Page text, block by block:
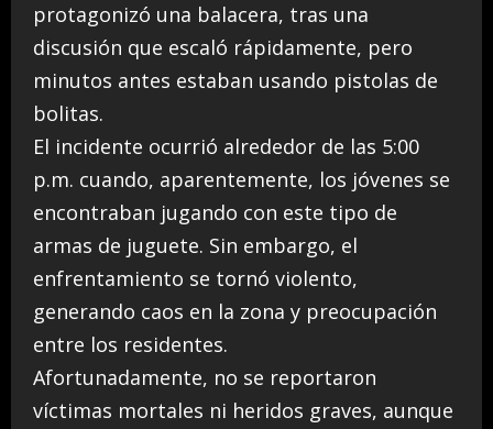
protagonizó una balacera, tras una
discusión que escaló rápidamente, pero
minutos antes estaban usando pistolas de
bolitas.
El incidente ocurrió alrededor de las 5:00
p.m. cuando, aparentemente, los jóvenes se
encontraban jugando con este tipo de
armas de juguete. Sin embargo, el
enfrentamiento se tornó violento,
generando caos en la zona y preocupación
entre los residentes.
Afortunadamente, no se reportaron
víctimas mortales ni heridos graves, aunque